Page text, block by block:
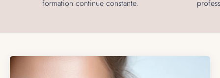
formation continue constante.